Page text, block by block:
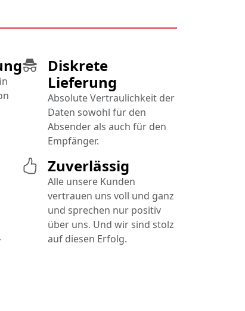
Diskrete
Lieferung
Absolute Vertraulichkeit der
Daten sowohl für den
Absender als auch für den
Empfänger.
Zuverlässig
Alle unsere Kunden
vertrauen uns voll und ganz
und sprechen nur positiv
über uns. Und wir sind stolz
auf diesen Erfolg.